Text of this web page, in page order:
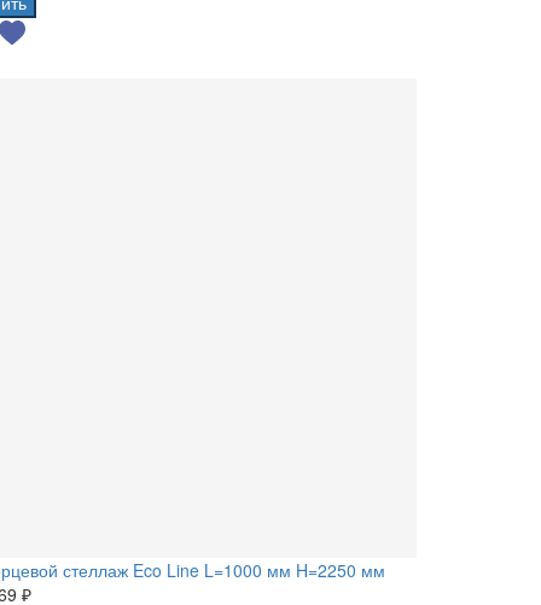
стеллаж Eco Line L=1000 мм H=2250 мм
₽